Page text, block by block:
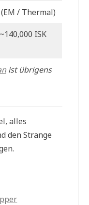
/ Thermal)
ISK
ist übrigens
alles
den Strange